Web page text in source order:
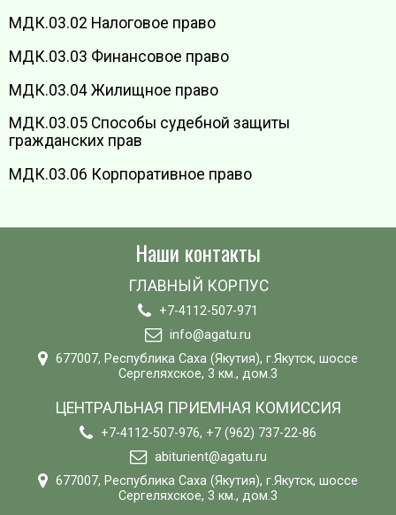
МДК.03.02 Налоговое право
МДК.03.03 Финансовое право
МДК.03.04 Жилищное право
МДК.03.05 Способы судебной защиты
гражданских прав
МДК.03.06 Корпоративное право
Наши контакты
ГЛАВНЫЙ КОРПУС
+7-4112-507-971
info@agatu.ru
677007, Республика Саха (Якутия), г.Якутск, шоссе
Сергеляхское, 3 км., дом.3
ЦЕНТРАЛЬНАЯ ПРИЕМНАЯ КОМИССИЯ
+7-4112-507-976, +7 (962) 737-22-86
abiturient@agatu.ru
677007, Республика Саха (Якутия), г.Якутск, шоссе
Сергеляхское, 3 км., дом.3